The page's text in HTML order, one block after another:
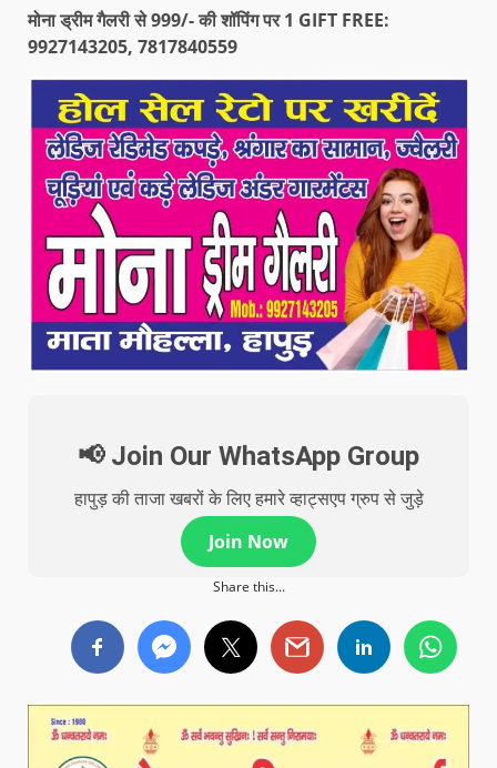
मोना ड्रीम गैलरी से 999/- की शॉपिंग पर 1 GIFT FREE:
9927143205, 7817840559
📢 Join Our WhatsApp Group
हापुड़ की ताजा खबरों के लिए हमारे व्हाट्सएप ग्रुप से जुड़े
Join Now
Share this...